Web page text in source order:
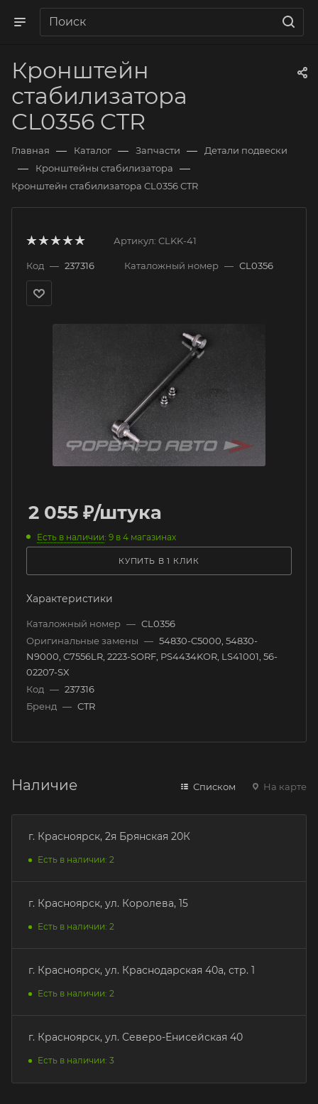
Кронштейн
стабилизатора
CL0356 CTR
Главная — Каталог — Запчасти — Детали подвески
— Кронштейны стабилизатора —
Кронштейн стабилизатора CL0356 CTR
Артикул: CLKK-41
Код — 237316 Каталожный номер — CL0356
2 055 ₽/штука
Есть в наличии: 9 в 4 магазинах
КУПИТЬ В 1 КЛИК
Характеристики
Каталожный номер — CL0356
Оригинальные замены — 54830-C5000, 54830-
N9000, C7556LR, 2223-SORF, PS4434KOR, LS41001, 56-
02207-SX
Код — 237316
Бренд — CTR
Наличие Списком На карте
г. Красноярск, 2я Брянская 20К
Есть в наличии: 2
г. Красноярск, ул. Королева, 15
Есть в наличии: 2
г. Красноярск, ул. Краснодарская 40а, стр. 1
Есть в наличии: 2
г. Красноярск, ул. Северо-Енисейская 40
Есть в наличии: 3